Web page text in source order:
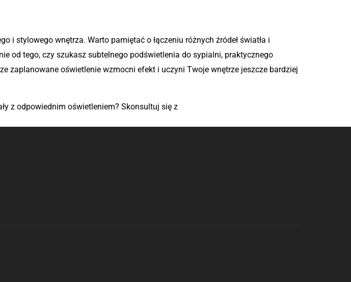
stylowego wnętrza. Warto pamiętać o łączeniu różnych źródeł światła i
od tego, czy szukasz subtelnego podświetlenia do sypialni, praktycznego
zaplanowane oświetlenie wzmocni efekt i uczyni Twoje wnętrze jeszcze bardziej
z odpowiednim oświetleniem? Skonsultuj się z